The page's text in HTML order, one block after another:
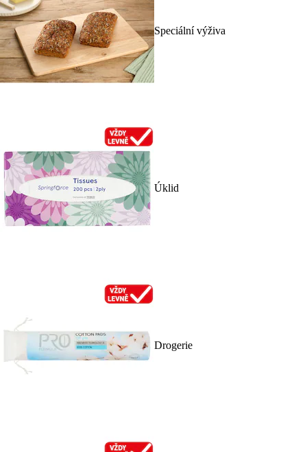
Speciální výživa
Úklid
Drogerie